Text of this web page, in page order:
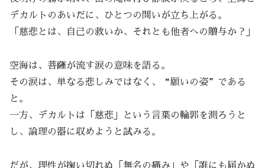
デカルトのあいだに、ひとつの問いが立ち上がる。
「慈悲とは、自己の救いか、それとも他者への贈与か？」
空海は、菩薩が流す涙の意味を語る。
その涙は、単なる悲しみではなく、“願いの姿”である
と。
一方、デカルトは「慈悲」という言葉の輪郭を測ろうと
し、論理の器に収めようと試みる。
だが、理性が掬い切れぬ「無名の痛み」や「誰にも届かぬ